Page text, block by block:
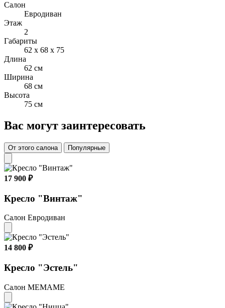
Салон
Евродиван
Этаж
2
Габариты
62 x 68 x 75
Длина
62 см
Ширина
68 см
Высота
75 см
Вас могут заинтересовать
От этого салона Популярные
17 900 ₽
Кресло "Винтаж"
Салон Евродиван
14 800 ₽
Кресло "Эстель"
Салон МЕМАМЕ